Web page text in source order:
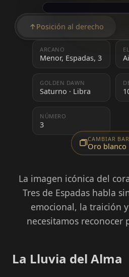
↑ Posición al derecho
ARCANO
Menor, Espadas, 3
GOLDEN DAWN
Saturno · Libra
NÚMERO
3
CAMBIAR
Oro blanco
La imagen icónica del
Tres de Espadas habla
emocional, la traición
necesitamos reconocer
La Lluvia del Alma